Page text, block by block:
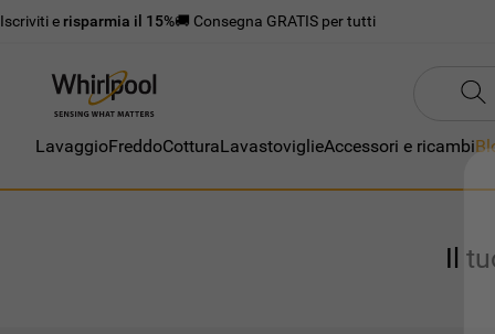
Iscriviti e risparmia il 15%🚚 Consegna GRATIS per tutti
LavaggioFreddoCotturaLavastoviglieAccessori e ricambi
Il